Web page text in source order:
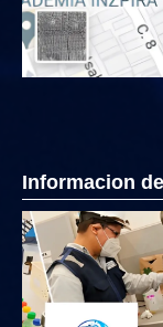
Informacion